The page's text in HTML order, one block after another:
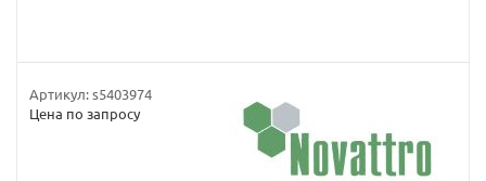
Артикул:s5403974
Цена по запросу